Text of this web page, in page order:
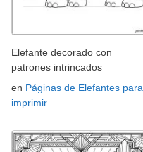
Elefante decorado con
patrones intrincados
en Páginas de Elefantes para
imprimir